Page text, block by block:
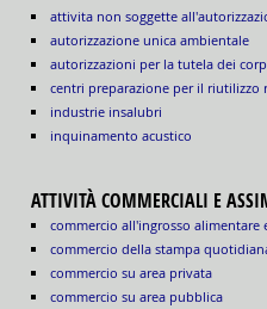
attivita non soggette
autorizzazione unica ambientale
autorizzazioni per la tutela dei
centri preparazione per il riutilizzo
industrie insalubri
inquinamento acustico
ATTIVITÀ COMMERCIALI E
commercio all'ingrosso alimentare
commercio della stampa
commercio su area privata
commercio su area pubblica